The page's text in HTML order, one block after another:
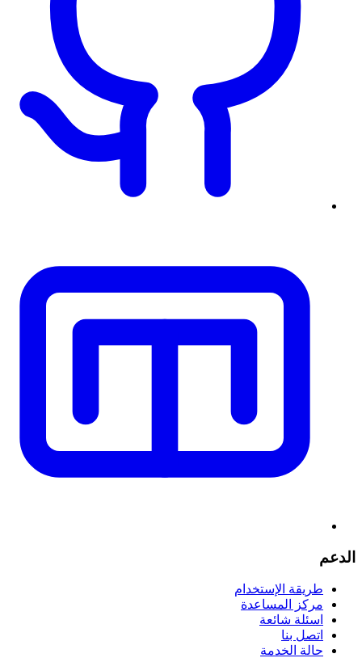
الدعم
طريقة الإستخدام
مركز المساعدة
اسئلة شائعة
اتصل بنا
حالة الخدمة